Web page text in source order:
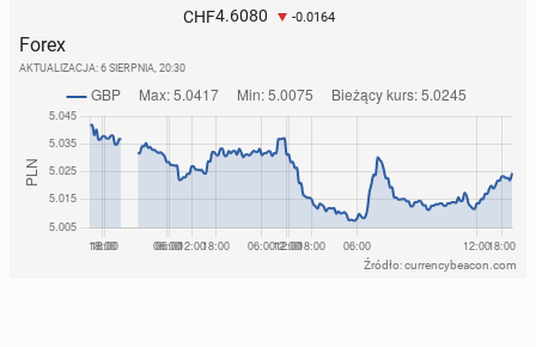
CHF4.6080 -0.0164
Forex
AKTUALIZACJA: 6 SIERPNIA, 20:30
Źródło: currencybeacon.com